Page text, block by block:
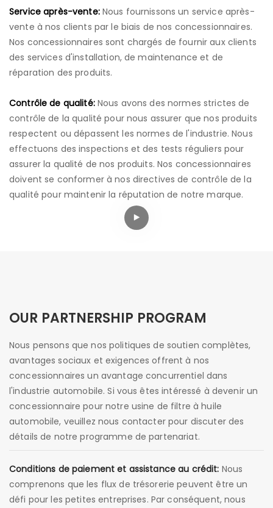
Service après-vente: Nous fournissons un service après-
vente à nos clients par le biais de nos concessionnaires.
Nos concessionnaires sont chargés de fournir aux clients
des services d'installation, de maintenance et de
réparation des produits.
Contrôle de qualité: Nous avons des normes strictes de
contrôle de la qualité pour nous assurer que nos produits
respectent ou dépassent les normes de l'industrie. Nous
effectuons des inspections et des tests réguliers pour
assurer la qualité de nos produits. Nos concessionnaires
doivent se conformer à nos directives de contrôle de la
qualité pour maintenir la réputation de notre marque.
OUR PARTNERSHIP PROGRAM
Nous pensons que nos politiques de soutien complètes,
avantages sociaux et exigences offrent à nos
concessionnaires un avantage concurrentiel dans
l'industrie automobile. Si vous êtes intéressé à devenir un
concessionnaire pour notre usine de filtre à huile
automobile, veuillez nous contacter pour discuter des
détails de notre programme de partenariat.
Conditions de paiement et assistance au crédit: Nous
comprenons que les flux de trésorerie peuvent être un
défi pour les petites entreprises. Par conséquent, nous